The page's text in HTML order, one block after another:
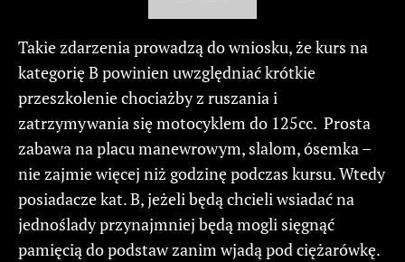
Takie zdarzenia prowadzą do wniosku, że kurs na
kategorię B powinien uwzględniać krótkie
przeszkolenie chociażby z ruszania i
zatrzymywania się motocyklem do 125cc. Prosta
zabawa na placu manewrowym, slalom, ósemka –
nie zajmie więcej niż godzinę podczas kursu. Wtedy
posiadacze kat. B, jeżeli będą chcieli wsiadać na
jednoślady przynajmniej będą mogli sięgnąć
pamięcią do podstaw zanim wjadą pod ciężarówkę.